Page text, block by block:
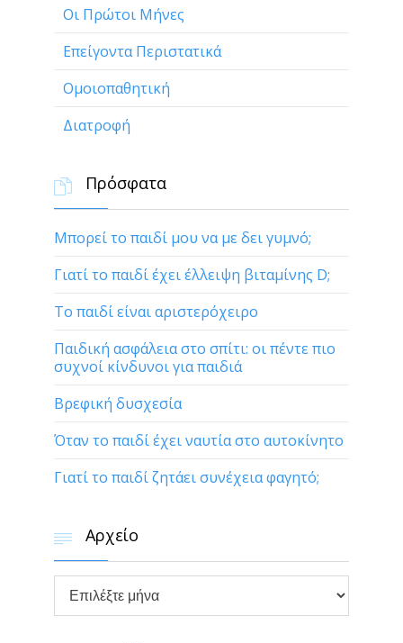
Οι Πρώτοι Μήνες
Επείγοντα Περιστατικά
Ομοιοπαθητική
Διατροφή
 Πρόσφατα
Μπορεί το παιδί μου να με δει γυμνό;
Γιατί το παιδί έχει έλλειψη βιταμίνης D;
Το παιδί είναι αριστερόχειρο
Παιδική ασφάλεια στο σπίτι: οι πέντε πιο
συχνοί κίνδυνοι για παιδιά
Βρεφική δυσχεσία
Όταν το παιδί έχει ναυτία στο αυτοκίνητο
Γιατί το παιδί ζητάει συνέχεια φαγητό;
 Αρχείο
Αρχείο